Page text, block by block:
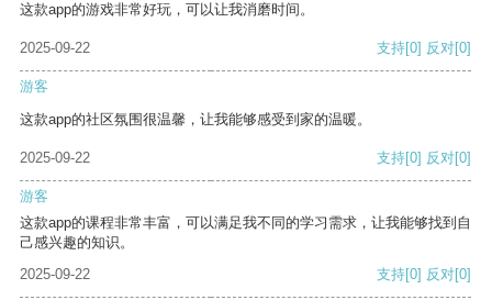
这款app的游戏非常好玩，可以让我消磨时间。
2025-09-22 支持[0] 反对[0]
游客
这款app的社区氛围很温馨，让我能够感受到家的温暖。
2025-09-22 支持[0] 反对[0]
游客
这款app的课程非常丰富，可以满足我不同的学习需求，让我能够找到自
己感兴趣的知识。
2025-09-22
支持[0] 反对[0]